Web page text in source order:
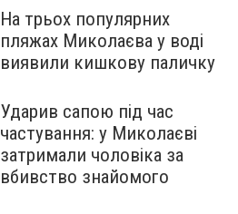
На трьох популярних
пляжах Миколаєва у воді
виявили кишкову паличку
Ударив сапою під час
частування: у Миколаєві
затримали чоловіка за
вбивство знайомого